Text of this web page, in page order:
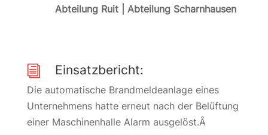
Abteilung Ruit | Abteilung Scharnhausen
i Einsatzbericht:
Die automatische Brandmeldeanlage eines
Unternehmens hatte erneut nach der Belüftung
einer Maschinenhalle Alarm ausgelöst.Â